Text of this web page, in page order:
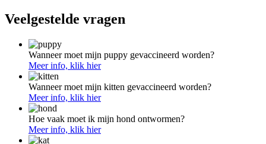
Veelgestelde vragen
Wanneer moet mijn puppy gevaccineerd worden?
Meer info, klik hier
Wanneer moet mijn kitten gevaccineerd worden?
Meer info, klik hier
Hoe vaak moet ik mijn hond ontwormen?
Meer info, klik hier